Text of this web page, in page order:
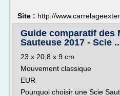
Site : http://
Guide comparatif des
Sauteuse 2017 - Scie
23 x 20,8 x 9 cm
Mouvement classique
EUR
Pourquoi choisir une Scie